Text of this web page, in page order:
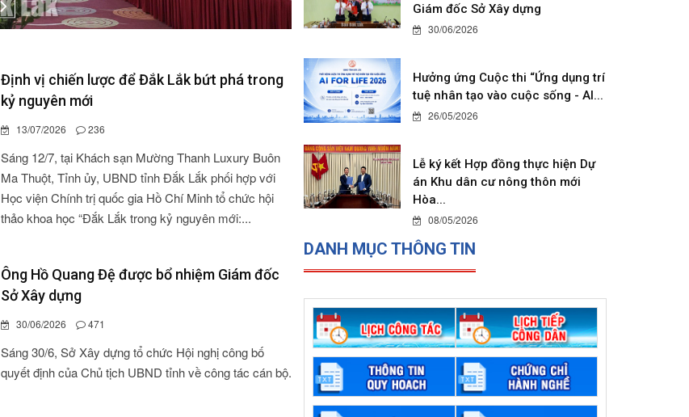
Định vị chiến lược để Đắk Lắk bứt phá trong
kỷ nguyên mới
13/07/2026 236
Sáng 12/7, tại Khách sạn Mường Thanh Luxury Buôn
Ma Thuột, Tỉnh ủy, UBND tỉnh Đắk Lắk phối hợp với
Học viện Chính trị quốc gia Hồ Chí Minh tổ chức hội
thảo khoa học “Đắk Lắk trong kỷ nguyên mới:...
Ông Hồ Quang Đệ được bổ nhiệm Giám đốc
Sở Xây dựng
30/06/2026 471
Sáng 30/6, Sở Xây dựng tổ chức Hội nghị công bố
quyết định của Chủ tịch UBND tỉnh về công tác cán bộ.
Giám đốc Sở Xây dựng
30/06/2026
Hưởng ứng Cuộc thi “Ứng dụng trí
tuệ nhân tạo vào cuộc sống - AI...
26/05/2026
Lễ ký kết Hợp đồng thực hiện Dự
án Khu dân cư nông thôn mới
Hòa...
08/05/2026
DANH MỤC THÔNG TIN